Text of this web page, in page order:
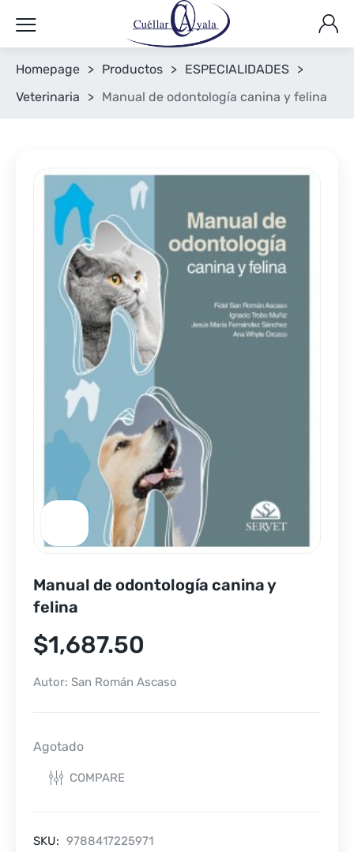
Homepage > Productos > ESPECIALIDADES >
Veterinaria
> Manual de odontología canina y felina
Manual de odontología canina y
felina
$1,687.50
Autor: San Román Ascaso
Agotado
COMPARE
SKU: 9788417225971